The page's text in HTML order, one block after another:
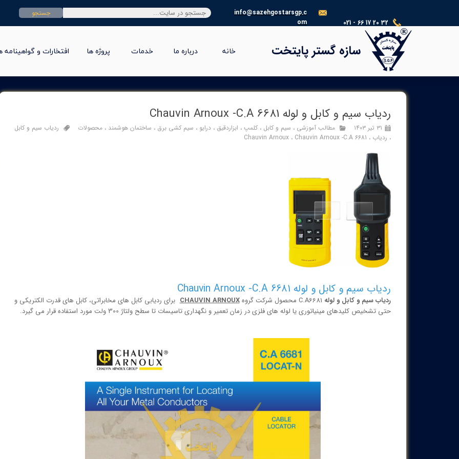
021 - 66 17 20 32
info@sazehgostarsgp.c
om
جستجو
سازه گستر پایتخت
®​​​​​​​
خانه درباره ما خدمات پروژه ها افتخارات و گواهینامه
ردیاب سیم و کابل و لوله Chauvin Arnoux -C.A 6681
۳۱ تیر ۱۴۰۳ مطالب آموزشی ، سیم و کابل ، کلمپ ، ابزاردقیق ، درایو ، سیم کشی برق ، ساختمان هوشمند ، محصولات
ردیاب سیم و کابل
، ردیاب ، Chauvin Arnoux ، Chauvin Arnoux -C.A 6681
ردیاب سیم و کابل و لوله Chauvin Arnoux -C.A 6681
ردیاب سیم و کابل و لوله CHAUVIN ARNOUXبرای ردیابی کابل های مخابراتی، کابل های قدرت الکتریکی و
حتی تشخیص کلیدهای مینیاتوری یا لوله های فلزی در زمان تعمیر و نگهداری تاسیسات تا سطح ولتاژ 300 ولت مورد استفاده قرار می گیرد.